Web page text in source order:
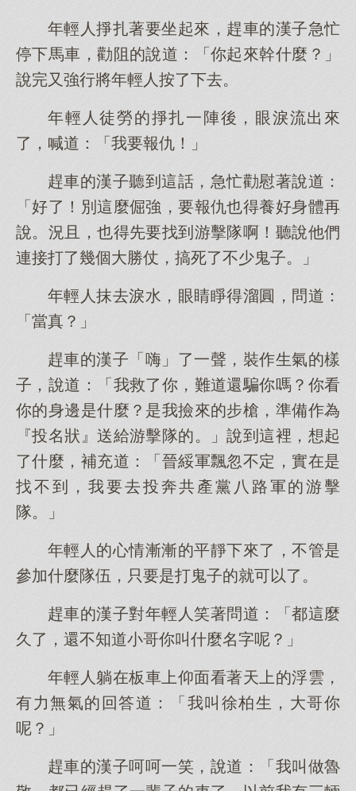
年輕人掙扎著要坐起來，趕車的漢子急忙
停下馬車，勸阻的說道：「你起來幹什麼？」
說完又強行將年輕人按了下去。
年輕人徒勞的掙扎一陣後，眼淚流出來
了，喊道：「我要報仇！」
趕車的漢子聽到這話，急忙勸慰著說道：
「好了！別這麼倔強，要報仇也得養好身體再
說。況且，也得先要找到游擊隊啊！聽說他們
連接打了幾個大勝仗，搞死了不少鬼子。」
年輕人抹去淚水，眼睛睜得溜圓，問道：
「當真？」
趕車的漢子「嗨」了一聲，裝作生氣的樣
子，說道：「我救了你，難道還騙你嗎？你看
你的身邊是什麼？是我撿來的步槍，準備作為
『投名狀』送給游擊隊的。」說到這裡，想起
了什麼，補充道：「晉綏軍飄忽不定，實在是
找不到，我要去投奔共產黨八路軍的游擊
隊。」
年輕人的心情漸漸的平靜下來了，不管是
參加什麼隊伍，只要是打鬼子的就可以了。
趕車的漢子對年輕人笑著問道：「都這麼
久了，還不知道小哥你叫什麼名字呢？」
年輕人躺在板車上仰面看著天上的浮雲，
有力無氣的回答道：「我叫徐柏生，大哥你
呢？」
趕車的漢子呵呵一笑，說道：「我叫做魯